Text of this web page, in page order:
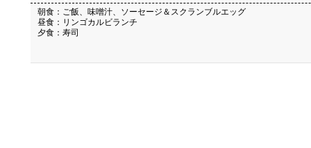
朝食：ご飯、味噌汁、ソーセージ＆スクランブルエッグ
昼食：リンゴカルビランチ
夕食：寿司